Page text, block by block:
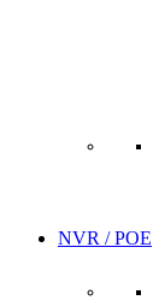
NVR / POE